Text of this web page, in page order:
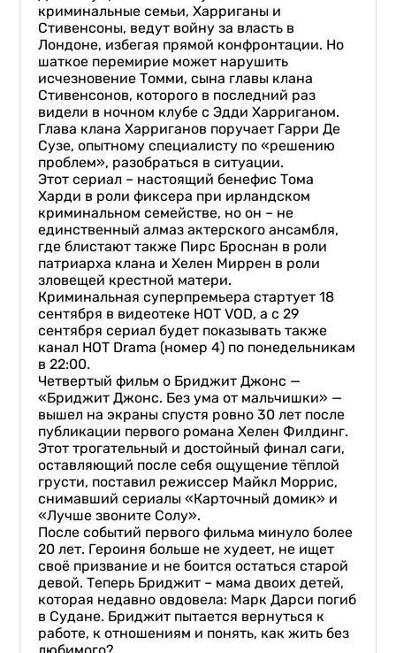
криминальные семьи, Харриганы и
Стивенсоны, ведут войну за власть в
Лондоне, избегая прямой конфронтации. Но
шаткое перемирие может нарушить
исчезновение Томми, сына главы клана
Стивенсонов, которого в последний раз
видели в ночном клубе с Эдди Харриганом.
Глава клана Харриганов поручает Гарри Де
Сузе, опытному специалисту по «решению
проблем», разобраться в ситуации.
Этот сериал – настоящий бенефис Тома
Харди в роли фиксера при ирландском
криминальном семействе, но он – не
единственный алмаз актерского ансамбля,
где блистают также Пирс Броснан в роли
патриарха клана и Хелен Миррен в роли
зловещей крестной матери.
Криминальная суперпремьера стартует 18
сентября в видеотеке HOT VOD, а с 29
сентября сериал будет показывать также
канал HOT Drama (номер 4) по понедельникам
в 22:00.
Четвертый фильм о Бриджит Джонс —
«Бриджит Джонс. Без ума от мальчишки» —
вышел на экраны спустя ровно 30 лет после
публикации первого романа Хелен Филдинг.
Этот трогательный и достойный финал саги,
оставляющий после себя ощущение тёплой
грусти, поставил режиссер Майкл Моррис,
снимавший сериалы «Карточный домик» и
«Лучше звоните Солу».
После событий первого фильма минуло более
20 лет. Героиня больше не худеет, не ищет
своё призвание и не боится остаться старой
девой. Теперь Бриджит – мама двоих детей,
которая недавно овдовела: Марк Дарси погиб
в Судане. Бриджит пытается вернуться к
работе, к отношениям и понять, как жить без